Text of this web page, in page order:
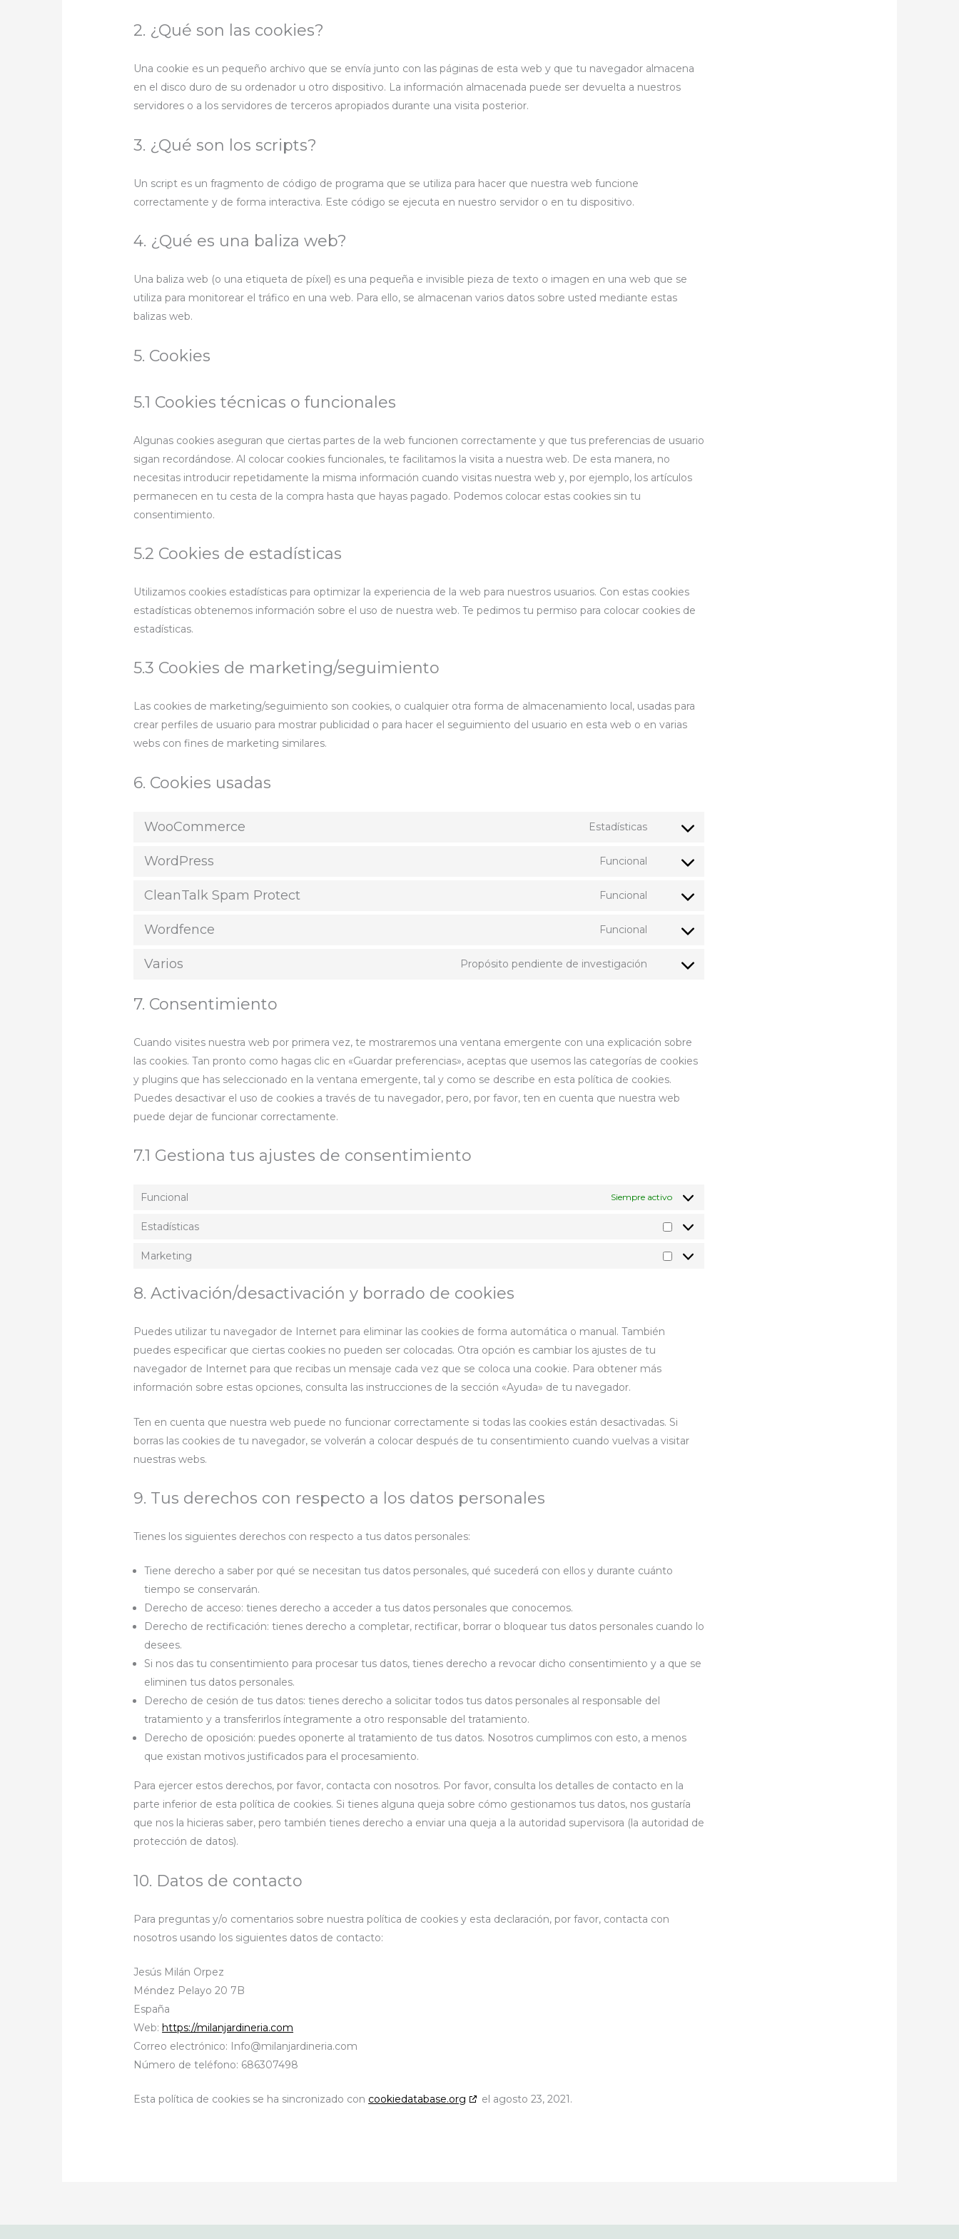
2. ¿Qué son las cookies?
Una cookie es un pequeño archivo que se envía junto con las páginas de esta web y que tu navegador almacena
en el disco duro de su ordenador u otro dispositivo. La información almacenada puede ser devuelta a nuestros
servidores o a los servidores de terceros apropiados durante una visita posterior.
3. ¿Qué son los scripts?
Un script es un fragmento de código de programa que se utiliza para hacer que nuestra web funcione
correctamente y de forma interactiva. Este código se ejecuta en nuestro servidor o en tu dispositivo.
4. ¿Qué es una baliza web?
Una baliza web (o una etiqueta de píxel) es una pequeña e invisible pieza de texto o imagen en una web que se
utiliza para monitorear el tráfico en una web. Para ello, se almacenan varios datos sobre usted mediante estas
balizas web.
5. Cookies
5.1 Cookies técnicas o funcionales
Algunas cookies aseguran que ciertas partes de la web funcionen correctamente y que tus preferencias de usuario
sigan recordándose. Al colocar cookies funcionales, te facilitamos la visita a nuestra web. De esta manera, no
necesitas introducir repetidamente la misma información cuando visitas nuestra web y, por ejemplo, los artículos
permanecen en tu cesta de la compra hasta que hayas pagado. Podemos colocar estas cookies sin tu
consentimiento.
5.2 Cookies de estadísticas
Utilizamos cookies estadísticas para optimizar la experiencia de la web para nuestros usuarios. Con estas cookies
estadísticas obtenemos información sobre el uso de nuestra web. Te pedimos tu permiso para colocar cookies de
estadísticas.
5.3 Cookies de marketing/seguimiento
Las cookies de marketing/seguimiento son cookies, o cualquier otra forma de almacenamiento local, usadas para
crear perfiles de usuario para mostrar publicidad o para hacer el seguimiento del usuario en esta web o en varias
webs con fines de marketing similares.
6. Cookies usadas
WooCommerce Estadísticas
WordPress Funcional
CleanTalk Spam Protect Funcional
Wordfence Funcional
Varios Propósito pendiente de investigación
7. Consentimiento
Cuando visites nuestra web por primera vez, te mostraremos una ventana emergente con una explicación sobre
las cookies. Tan pronto como hagas clic en «Guardar preferencias», aceptas que usemos las categorías de cookies
y plugins que has seleccionado en la ventana emergente, tal y como se describe en esta política de cookies.
Puedes desactivar el uso de cookies a través de tu navegador, pero, por favor, ten en cuenta que nuestra web
puede dejar de funcionar correctamente.
7.1 Gestiona tus ajustes de consentimiento
Funcional Siempre activo
Estadísticas
Marketing
8. Activación/desactivación y borrado de cookies
Puedes utilizar tu navegador de Internet para eliminar las cookies de forma automática o manual. También
puedes especificar que ciertas cookies no pueden ser colocadas. Otra opción es cambiar los ajustes de tu
navegador de Internet para que recibas un mensaje cada vez que se coloca una cookie. Para obtener más
información sobre estas opciones, consulta las instrucciones de la sección «Ayuda» de tu navegador.
Ten en cuenta que nuestra web puede no funcionar correctamente si todas las cookies están desactivadas. Si
borras las cookies de tu navegador, se volverán a colocar después de tu consentimiento cuando vuelvas a visitar
nuestras webs.
9. Tus derechos con respecto a los datos personales
Tienes los siguientes derechos con respecto a tus datos personales:
Tiene derecho a saber por qué se necesitan tus datos personales, qué sucederá con ellos y durante cuánto
tiempo se conservarán.
Derecho de acceso: tienes derecho a acceder a tus datos personales que conocemos.
Derecho de rectificación: tienes derecho a completar, rectificar, borrar o bloquear tus datos personales cuando lo
desees.
Si nos das tu consentimiento para procesar tus datos, tienes derecho a revocar dicho consentimiento y a que se
eliminen tus datos personales.
Derecho de cesión de tus datos: tienes derecho a solicitar todos tus datos personales al responsable del
tratamiento y a transferirlos íntegramente a otro responsable del tratamiento.
Derecho de oposición: puedes oponerte al tratamiento de tus datos. Nosotros cumplimos con esto, a menos
que existan motivos justificados para el procesamiento.
Para ejercer estos derechos, por favor, contacta con nosotros. Por favor, consulta los detalles de contacto en la
parte inferior de esta política de cookies. Si tienes alguna queja sobre cómo gestionamos tus datos, nos gustaría
que nos la hicieras saber, pero también tienes derecho a enviar una queja a la autoridad supervisora (la autoridad de
protección de datos).
10. Datos de contacto
Para preguntas y/o comentarios sobre nuestra política de cookies y esta declaración, por favor, contacta con
nosotros usando los siguientes datos de contacto:
Jesús Milán Orpez
Méndez Pelayo 20 7B
España
Web:https://milanjardineria.com
Correo electrónico: Info@milanjardineria.com
Número de teléfono: 686307498
Esta política de cookies se ha sincronizado con cookiedatabase.org el agosto 23, 2021.